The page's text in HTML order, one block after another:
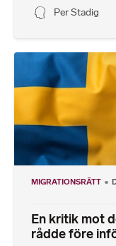
Per Stadig
MIGRATIONSRÄTT
En kritik mot
rådde före